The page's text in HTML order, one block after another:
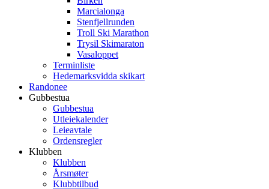
Marcialonga
Stenfjellrunden
Troll Ski Marathon
Trysil Skimaraton
Vasaloppet
Terminliste
Hedemarksvidda skikart
Randonee
Gubbestua
Gubbestua
Utleiekalender
Leieavtale
Ordensregler
Klubben
Klubben
Årsmøter
Klubbtilbud